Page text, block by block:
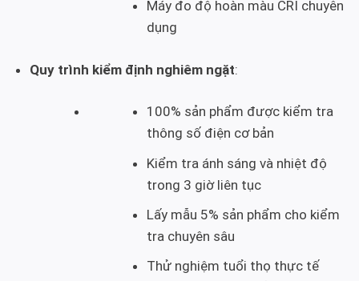
Máy đo độ hoàn màu CRI chuyên
dụng
Quy trình kiểm định nghiêm ngặt:
100% sản phẩm được kiểm tra
thông số điện cơ bản
Kiểm tra ánh sáng và nhiệt độ
trong 3 giờ liên tục
Lấy mẫu 5% sản phẩm cho kiểm
tra chuyên sâu
Thử nghiệm tuổi thọ thực tế